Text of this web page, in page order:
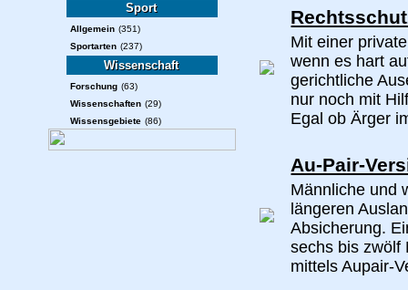
Sport
Allgemein (351)
Sportarten (237)
Wissenschaft
Forschung (63)
Wissenschaften (29)
Wissensgebiete (86)
Mit einer
wenn es hart
gerichtliche
nur noch mit
Egal ob Ärger
Au-Pair-
Männliche und
längeren
Absicherung.
sechs bis zwölf
mittels Aupair-